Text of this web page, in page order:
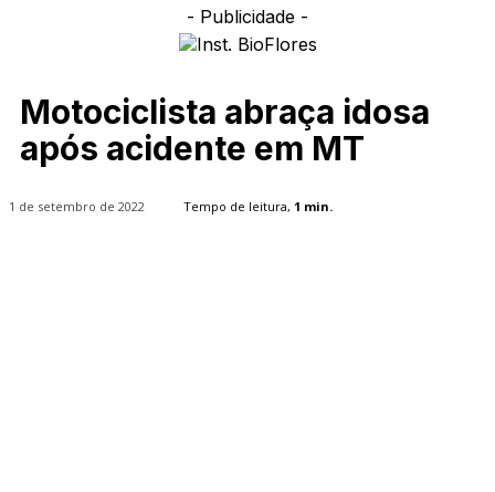
- Publicidade -
Motociclista abraça idosa
após acidente em MT
1 de setembro de 2022 Tempo de leitura, 1 min.